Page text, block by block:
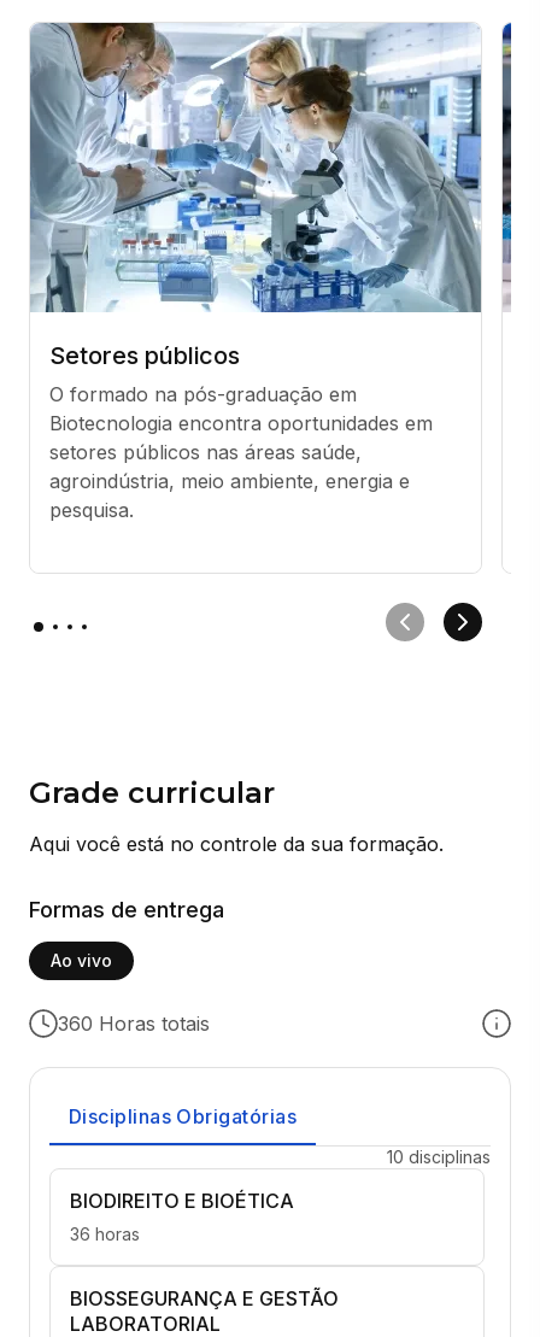
Setores públicos
O formado na pós-graduação em
Biotecnologia encontra oportunidades em
setores públicos nas áreas saúde,
agroindústria, meio ambiente, energia e
pesquisa.
Grade curricular
Aqui você está no controle da sua formação.
Formas de entrega
Ao vivo
360 Horas totais
Disciplinas Obrigatórias
10 disciplinas
BIODIREITO E BIOÉTICA
36 horas
BIOSSEGURANÇA E GESTÃO
LABORATORIAL